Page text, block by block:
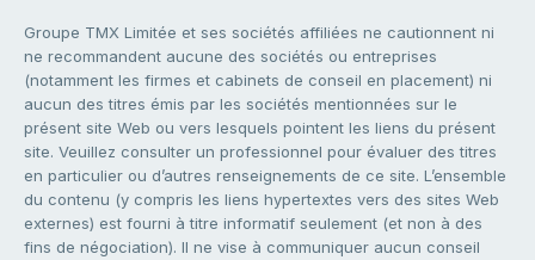
Groupe TMX Limitée et ses sociétés affiliées ne cautionnent ni
ne recommandent aucune des sociétés ou entreprises
(notamment les firmes et cabinets de conseil en placement) ni
aucun des titres émis par les sociétés mentionnées sur le
présent site Web ou vers lesquels pointent les liens du présent
site. Veuillez consulter un professionnel pour évaluer des titres
en particulier ou d’autres renseignements de ce site. L’ensemble
du contenu (y compris les liens hypertextes vers des sites Web
externes) est fourni à titre informatif seulement (et non à des
fins de négociation). Il ne vise à communiquer aucun conseil